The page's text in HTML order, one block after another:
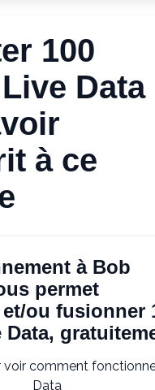
100
Data
à ce
à Bob
permet
ou fusionner
voir comment
Data